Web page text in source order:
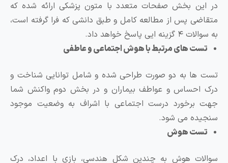
این بخش صفحات متعدد با متون پزشکی ارائه شده که
پس از مطالعه کامل و طبق دانشی که فرا گرفته است،
۴ گزینه ایی پاسخ خواهد داد.
تست های مرتبط با هوش اجتماعی و عاطفی
ها به دو صورت طراحی شده و شامل توانایی شناخت و
احساس و عواطف بیماران و در بخش دوم واکنش شما
برخورد درست اجتماعی با اشراف به وضعیت موجود
می شود.
تست هوش
هوش به چندین شکل هندسی، بازی با اعداد، درک